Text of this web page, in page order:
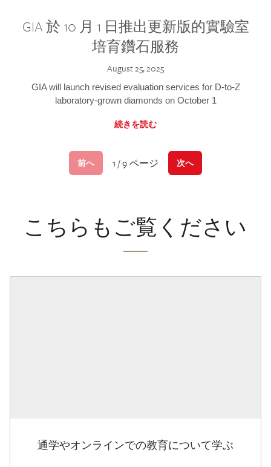
GIA 於 10 月 1 日推出更新版的實驗室
培育鑽石服務
August 25, 2025
GIA will launch revised evaluation services for D-to-Z
laboratory-grown diamonds on October 1
続きを読む
前へ 1 / 9 ページ 次へ
こちらもご覧ください
通学やオンラインでの教育について学ぶ